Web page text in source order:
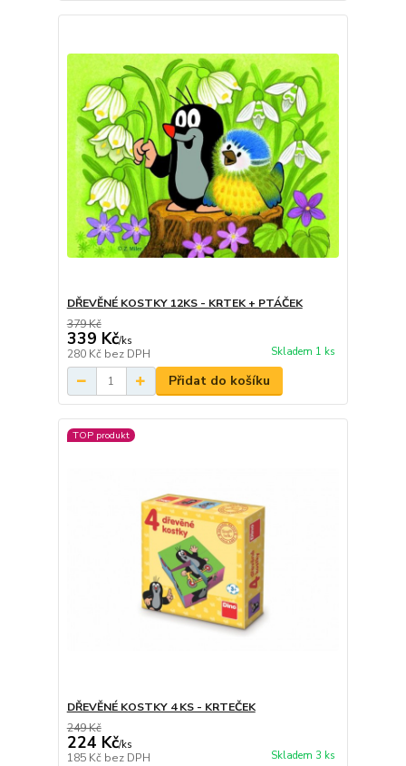
DŘEVĚNÉ KOSTKY 12KS - KRTEK + PTÁČEK
379 Kč
339 Kč/ks
280 Kč bez DPH Skladem 1 ks
Přidat do košíku
TOP produkt
DŘEVĚNÉ KOSTKY 4 KS - KRTEČEK
249 Kč
224 Kč/ks
185 Kč bez DPH Skladem 3 ks